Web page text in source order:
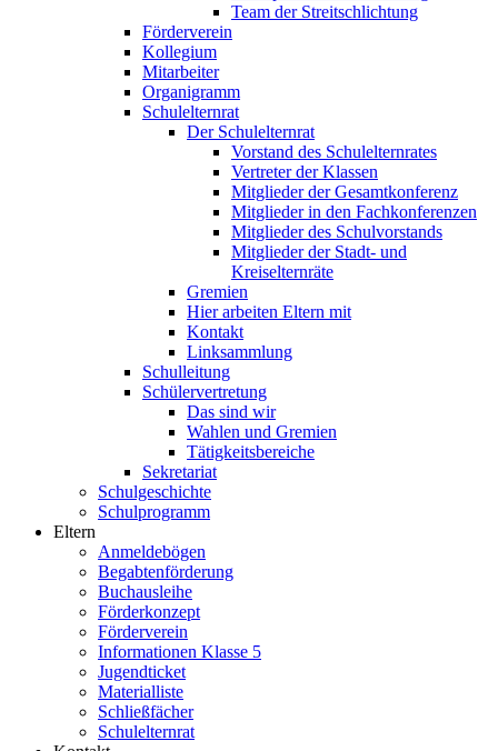
Team der Streitschlichtung
Förderverein
Kollegium
Mitarbeiter
Organigramm
Schulelternrat
Der Schulelternrat
Vorstand des Schulelternrates
Vertreter der Klassen
Mitglieder der Gesamtkonferenz
Mitglieder in den Fachkonferenzen
Mitglieder des Schulvorstands
Mitglieder der Stadt- und
Kreiselternräte
Gremien
Hier arbeiten Eltern mit
Kontakt
Linksammlung
Schulleitung
Schülervertretung
Das sind wir
Wahlen und Gremien
Tätigkeitsbereiche
Sekretariat
Schulgeschichte
Schulprogramm
Eltern
Anmeldebögen
Begabtenförderung
Buchausleihe
Förderkonzept
Förderverein
Informationen Klasse 5
Jugendticket
Materialliste
Schließfächer
Schulelternrat